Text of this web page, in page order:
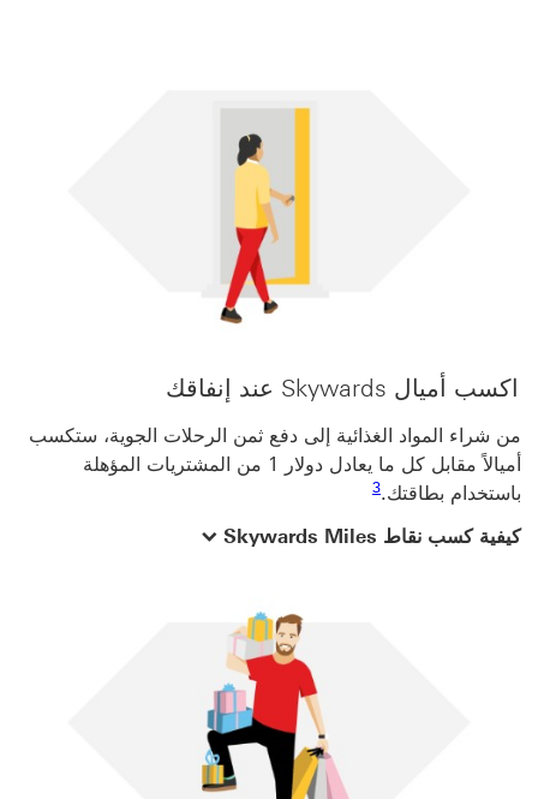
اكسب أميال Skywards عند إنفاقك
من شراء المواد الغذائية إلى دفع ثمن الرحلات الجوية، ستكسب
أميالاً مقابل كل ما يعادل دولار 1 من المشتريات المؤهلة
باستخدام بطاقتك.3رابط الحاشية السفلية 3
كيفية كسب نقاط Skywards Miles explore-skywards-signature-benefits